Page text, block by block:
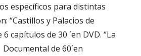
específicos para distintas
“Castillos y Palacios de
capítulos de 30 ´en DVD. “La
de 60´en